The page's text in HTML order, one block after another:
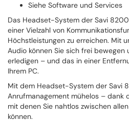
Siehe Software und Services
Das Headset-System der Savi
einer Vielzahl von
Höchstleistungen zu erreichen. Mit
Audio können Sie sich frei bewegen
erledigen – und das in einer
Ihrem PC.
Mit dem Headset-System der Savi
Anrufmanagement mühelos – dank
mit denen Sie nahtlos zwischen
können.